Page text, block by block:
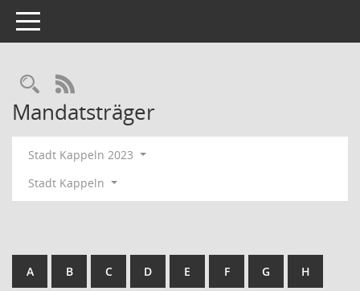
Toggle navigation
Rechercheauswahl
RSS-Feed
Mandatsträger
Stadt Kappeln 2023
Stadt Kappeln
A B C D E F G H